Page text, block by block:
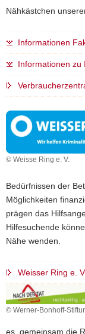
Nähkästchen
Informationen
Informationen zu
© Weisse Ring e. V.
Bedürfnissen der
Möglichkeiten
prägen das
Hilfesuchende
Nähe wenden.
Weisser Ring e. V.
© Werner-Bonhoff-
es, gemeinsam die